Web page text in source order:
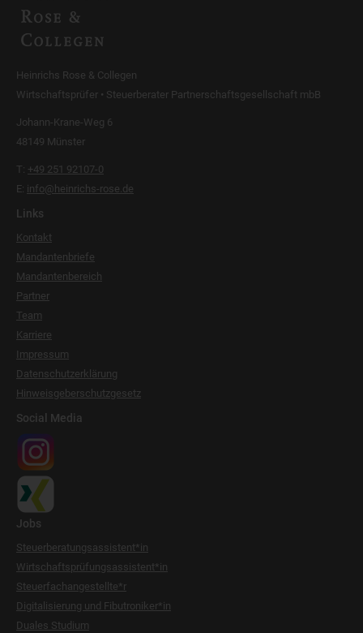
Heinrichs Rose & Collegen
Wirtschaftsprüfer • Steuerberater Partnerschaftsgesellschaft mbB
Johann-Krane-Weg 6
48149 Münster
T: +49 251 92107-0
E: info@heinrichs-rose.de
Links
Kontakt
Mandantenbriefe
Mandantenbereich
Partner
Team
Karriere
Impressum
Datenschutzerklärung
Hinweisgeberschutzgesetz
Social Media
Jobs
Steuerberatungsassistent*in
Wirtschaftsprüfungsassistent*in
Steuerfachangestellte*r
Digitalisierung und Fibutroniker*in
Duales Studium